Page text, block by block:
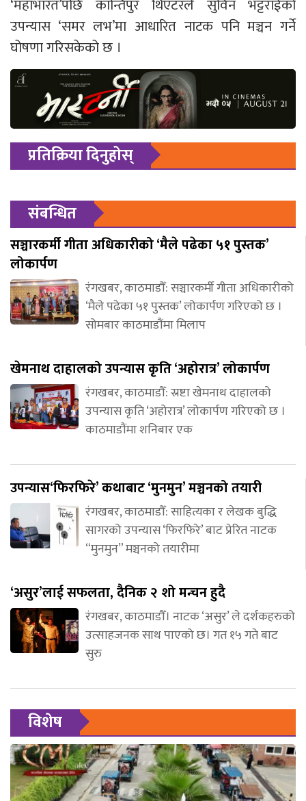
‘महाभारत’पछि कान्तिपुर थिएटरले सुविन भट्टराईको
उपन्यास ‘समर लभ’मा आधारित नाटक पनि मञ्चन गर्ने
घोषणा गरिसकेको छ ।
प्रतिक्रिया दिनुहोस्
संबन्धित
सञ्चारकर्मी गीता अधिकारीको ‘मैले पढेका ५१ पुस्तक’
लोकार्पण
रंगखबर, काठमाडौँ: सञ्चारकर्मी गीता अधिकारीको
‘मैले पढेका ५१ पुस्तक’ लोकार्पण गरिएको छ ।
सोमबार काठमाडौंमा मिलाप
खेमनाथ दाहालको उपन्यास कृति ‘अहोरात्र’ लोकार्पण
रंगखबर, काठमाडौँ: स्रष्टा खेमनाथ दाहालको
उपन्यास कृति ‘अहोरात्र’ लोकार्पण गरिएको छ ।
काठमाडौंमा शनिबार एक
उपन्यास‘फिरफिरे’ कथाबाट ‘मुनमुन’ मञ्चनको तयारी
रंगखबर, काठमाडौँ: साहित्यका र लेखक बुद्धि
सागरको उपन्यास ‘फिरफिरे’ बाट प्रेरित नाटक
“मुनमुन” मञ्चनको तयारीमा
‘असुर’लाई सफलता, दैनिक २ शो मन्चन हुदै
रंगखबर, काठमाडौँ। नाटक ‘असुर’ ले दर्शकहरुको
उत्साहजनक साथ पाएको छ। गत १५ गते बाट
सुरु
विशेष